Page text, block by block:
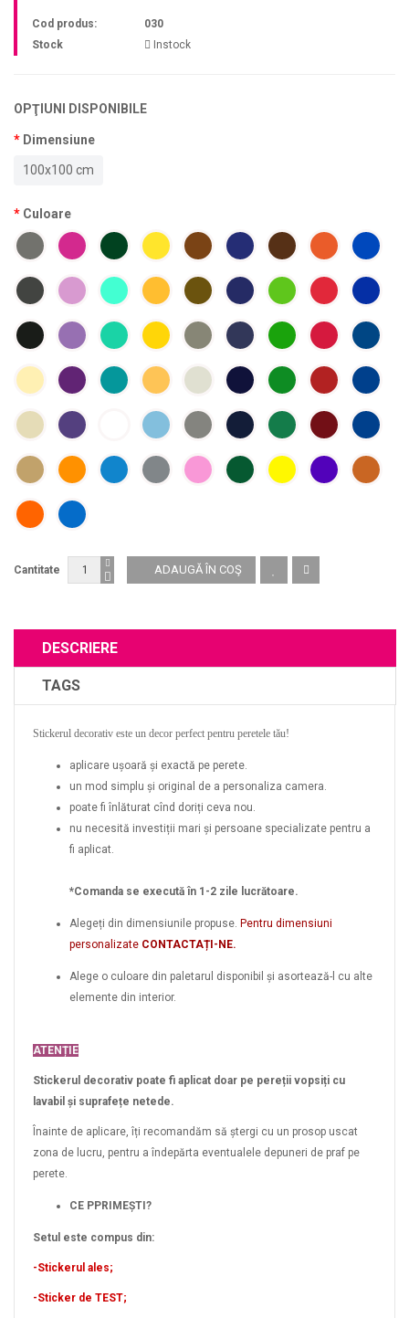
Cod produs:
030
Stock
Instock
OPŢIUNI DISPONIBILE
Dimensiune
100x100 cm
Culoare
Cantitate
DESCRIERE
TAGS
Stickerul decorativ este un decor perfect pentru peretele tău!
aplicare ușoară și exactă pe perete.
un mod simplu și original de a personaliza camera.
poate fi înlăturat cînd doriți ceva nou.
nu necesită investiții mari și persoane specializate pentru a
fi aplicat.
*Comanda se execută în 1-2 zile lucrătoare.
Alegeți din dimensiunile propuse. Pentru dimensiuni
personalizate CONTACTAȚI-NE.
Alege o culoare din paletarul disponibil și asortează-l cu alte
elemente din interior.
ATENȚIE
Stickerul decorativ poate fi aplicat doar pe pereții vopsiți cu
lavabil și suprafețe netede.
Înainte de aplicare, îți recomandăm să ștergi cu un prosop uscat
zona de lucru, pentru a îndepărta eventualele depuneri de praf pe
perete.
CE PPRIMEȘTI?
Setul este compus din:
-Stickerul ales;
-Sticker de TEST;